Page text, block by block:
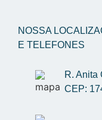
NOSSA
E TELEFONES
R. Anita
CEP: